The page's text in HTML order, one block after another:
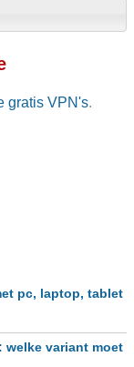
gratis VPN's.
pc, laptop, tablet
welke variant moet